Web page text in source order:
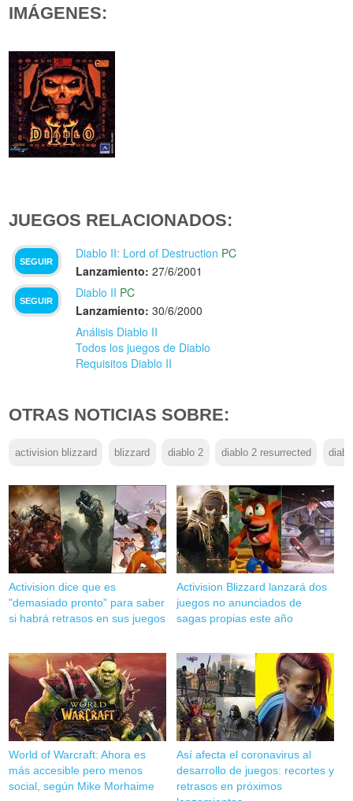
IMÁGENES:
JUEGOS RELACIONADOS:
SEGUIR
Diablo II: Lord of Destruction PC
Lanzamiento: 27/6/2001
SEGUIR
Diablo II PC
Lanzamiento: 30/6/2000
Análisis Diablo II
Todos los juegos de Diablo
Requisitos Diablo II
OTRAS NOTICIAS SOBRE:
activision blizzard blizzard diablo 2 diablo 2 resurrected
Activision dice que es
"demasiado pronto" para saber
si habrá retrasos en sus juegos
Activision Blizzard lanzará dos
juegos no anunciados de
sagas propias este año
World of Warcraft: Ahora es
más accesible pero menos
social, según Mike Morhaime
Así afecta el coronavirus al
desarrollo de juegos: recortes y
retrasos en próximos